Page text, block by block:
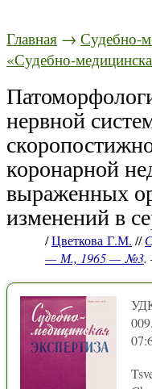
Главная → Судебно-
«Судебно-
нервной
коронарной
выраженных
изменений в
/Цветкова Г.М. //
— М., 1965 — №3.